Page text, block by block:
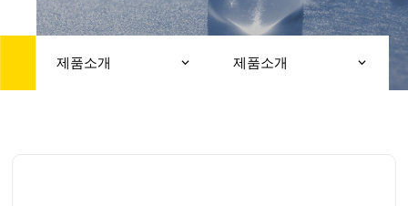
제품소개 제품소개